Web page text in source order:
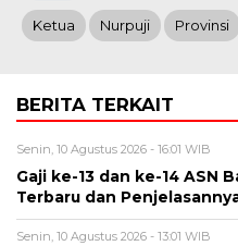
Ketua Nurpuji Provinsi
BERITA TERKAIT
Senin, 10 Agustus 2026 - 16:01 WIB
Gaji ke-13 dan ke-14 ASN
Terbaru dan
Senin, 10 Agustus 2026 - 13:01 WIB